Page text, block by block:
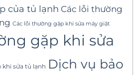
của tủ lạnh Các lỗi thường
Các lỗi thường gặp khi sửa máy giặt
gặp khi sửa
sửa tủ lạnh Dịch vụ bảo